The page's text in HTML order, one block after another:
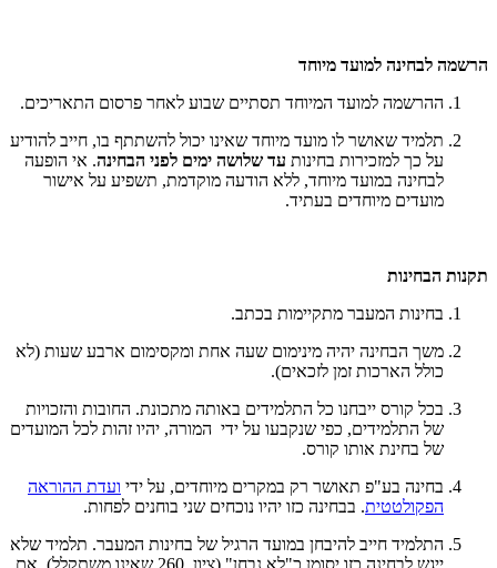
הרשמה לבחינה למועד מיוחד
ההרשמה למועד המיוחד תסתיים שבוע לאחר פרסום התאריכים.
תלמיד שאושר לו מועד מיוחד שאינו יכול להשתתף בו, חייב להודיע
על כך למזכירות בחינות עד שלושה ימים לפני הבחינה. אי הופעה
לבחינה במועד מיוחד, ללא הודעה מוקדמת, תשפיע על אישור
מועדים מיוחדים בעתיד.
תקנות הבחינות
בחינות המעבר מתקיימות בכתב.
משך הבחינה יהיה מינימום שעה אחת ומקסימום ארבע שעות (לא
כולל הארכות זמן לזכאים).
בכל קורס ייבחנו כל התלמידים באותה מתכונת. החובות והזכויות
של התלמידים, כפי שנקבעו על ידי המורה, יהיו זהות לכל המועדים
של בחינת אותו קורס.
בחינה בע"פ תאושר רק במקרים מיוחדים, על ידי ועדת ההוראה
הפקולטטית. בבחינה כזו יהיו נוכחים שני בוחנים לפחות.
התלמיד חייב להיבחן במועד הרגיל של בחינות המעבר. תלמיד שלא
ייגש לבחינה כזו יסומן כ"לא נבחן" (ציון 260 שאינו משתקלל). אם